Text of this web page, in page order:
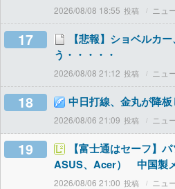
2026/08/08 18:55 ニュ
17
【悲報】ショベルカ
う・・・・・
2026/08/08 21:12 ニュ
18 中日打線、金丸が降
2026/08/06 21:09 ニュ
19
【富士通はセーフ】
ASUS、Acer） 中国製
2026/08/06 21:00 ニュ